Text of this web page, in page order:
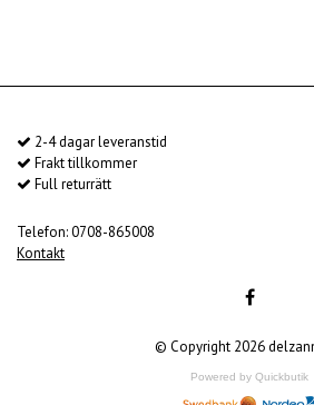
2-4 dagar leveranstid
Frakt tillkommer
Full returrätt
Telefon: 0708-865008
Kontakt
© Copyright 2026
Powered by Quickbutik